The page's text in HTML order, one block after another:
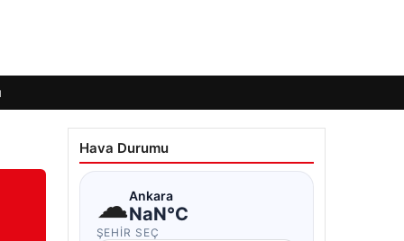
Hava Durumu
☁Ankara
NaN°C
ŞEHIR SEÇ